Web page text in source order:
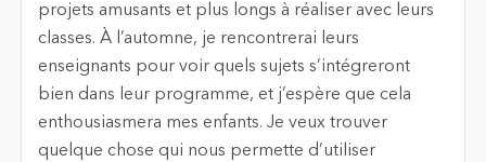
projets amusants et plus longs à réaliser avec leurs
classes. À l’automne, je rencontrerai leurs
enseignants pour voir quels sujets s’intégreront
bien dans leur programme, et j’espère que cela
enthousiasmera mes enfants. Je veux trouver
quelque chose qui nous permette d’utiliser